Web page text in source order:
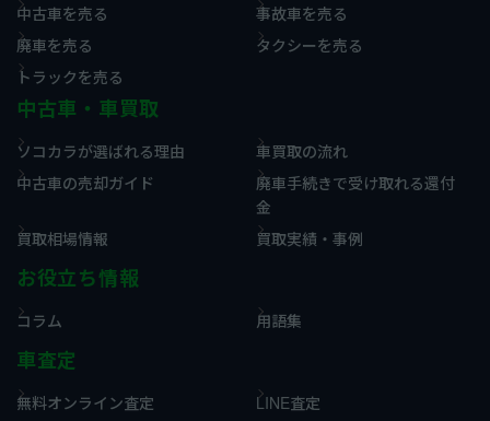
中古車を売る
事故車を売る
廃車を売る
タクシーを売る
トラックを売る
中古車・車買取
ソコカラが選ばれる理由
車買取の流れ
中古車の売却ガイド
廃車手続きで受け取れる還付
金
買取相場情報
買取実績・事例
お役立ち情報
コラム 用語集
車査定
無料オンライン査定
LINE査定